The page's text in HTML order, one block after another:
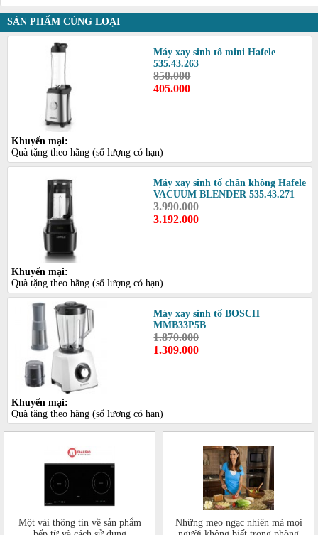
SẢN PHẨM CÙNG LOẠI
Máy xay sinh tố mini Hafele
535.43.263
850.000
405.000
Khuyến mại:
Quà tặng theo hãng (số lượng có hạn)
Máy xay sinh tố chân không Hafele
VACUUM BLENDER 535.43.271
3.990.000
3.192.000
Khuyến mại:
Quà tặng theo hãng (số lượng có hạn)
Máy xay sinh tố BOSCH
MMB33P5B
1.870.000
1.309.000
Khuyến mại:
Quà tặng theo hãng (số lượng có hạn)
Một vài thông tin về sản phẩm
Những mẹo ngạc nhiên mà mọi